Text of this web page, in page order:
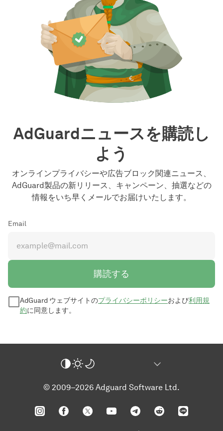
AdGuardニュースを購読し
よう
オンラインプライバシーや広告ブロック関連ニュース、
AdGuard製品の新リリース、キャンペーン、抽選などの
情報をいち早くメールでお届けいたします。
Email
購読する
AdGuard ウェブサイトのプライバシーポリシーおよび利用規
約に同意します。
© 2009–2026 Adguard Software Ltd.